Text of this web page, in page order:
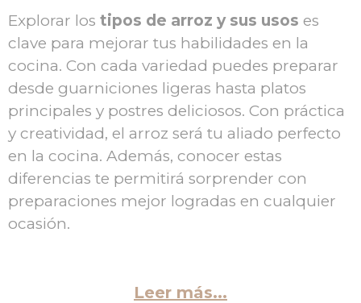
Explorar los tipos de arroz y sus usos es
clave para mejorar tus habilidades en la
cocina. Con cada variedad puedes preparar
desde guarniciones ligeras hasta platos
principales y postres deliciosos. Con práctica
y creatividad, el arroz será tu aliado perfecto
en la cocina. Además, conocer estas
diferencias te permitirá sorprender con
preparaciones mejor logradas en cualquier
ocasión.
Leer más...